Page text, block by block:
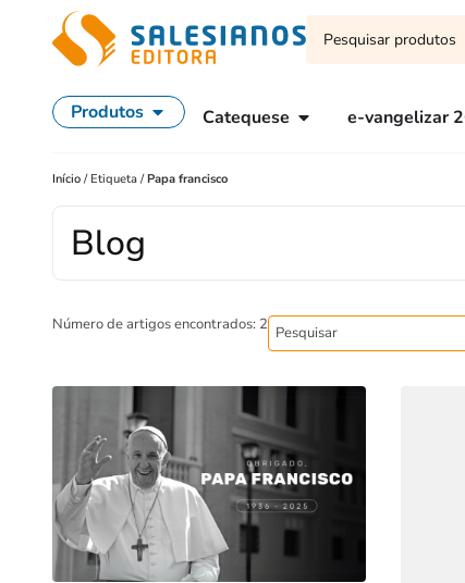
Produtos Catequese e-vangelizar
Início / Etiqueta /Papa francisco
Blog
Número de artigos encontrados: 2